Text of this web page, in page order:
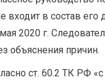
входит в состав его
2020 г.
объяснения причин.
ст. 60.2 ТК РФ